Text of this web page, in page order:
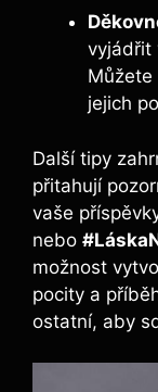
vyjádřit
Můžete
jejich
Další tipy
přitahují
vaše
nebo
možnost
pocity a
ostatní, aby